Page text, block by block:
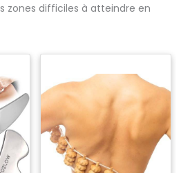
zones difficiles à atteindre en